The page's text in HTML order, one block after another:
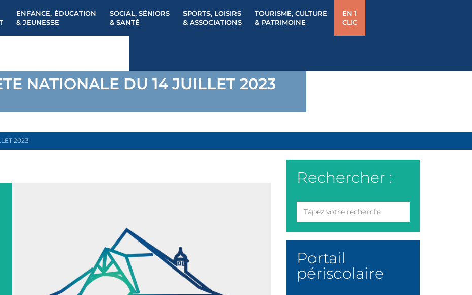
ENFANCE, ÉDUCATION
& JEUNESSE
SOCIAL, SÉNIORS
& SANTÉ
SPORTS, LOISIRS
& ASSOCIATIONS
TOURISME, CULTURE
& PATRIMOINE
EN 1
CLIC
NATIONALE DU 14 JUILLET 2023
2023
Rechercher :
Portail
périscolaire